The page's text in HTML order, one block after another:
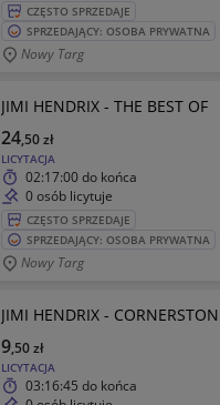
CZĘSTO SPRZEDAJE
SPRZEDAJĄCY: OSOBA PRYWATNA
Nowy Targ
JIMI HENDRIX - THE BEST OF
LICYTACJA
24,50zł
02:17:00do końca
0 osób licytuje
CZĘSTO SPRZEDAJE
SPRZEDAJĄCY: OSOBA PRYWATNA
Nowy Targ
JIMI HENDRIX -
LICYTACJA
9,50zł
03:16:45 do końca